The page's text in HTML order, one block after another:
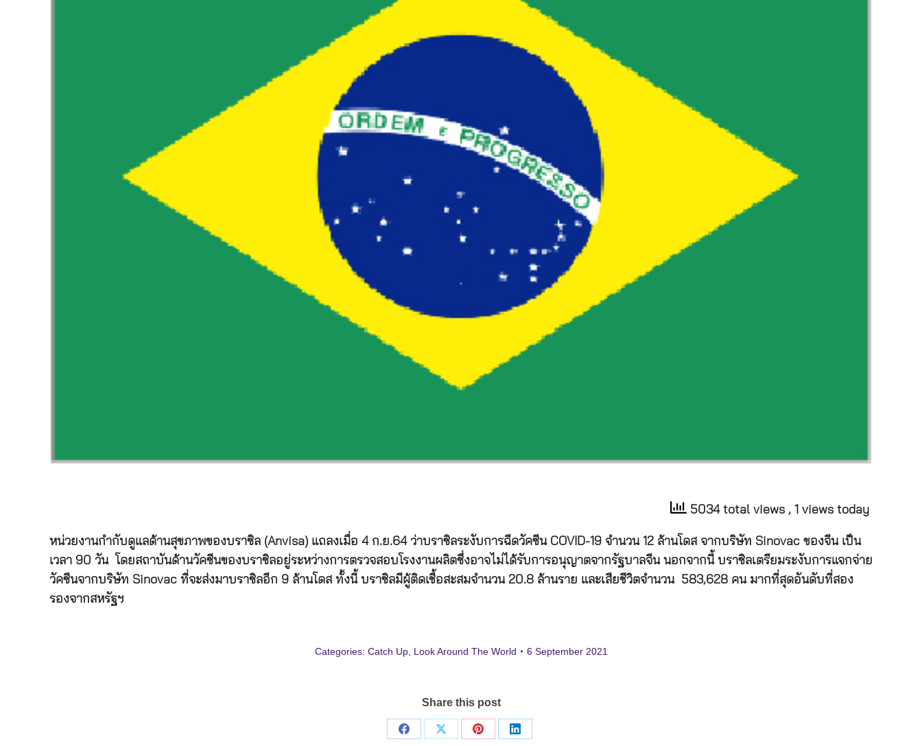
5034 total views , 1 views today
หน่วยงานกำกับดูแลด้านสุขภาพของบราซิล (Anvisa) แถลงเมื่อ 4 ก.ย.64 ว่าบราซิลระงับการฉีดวัคซีน COVID-19 จำนวน 12 ล้านโดส จากบริษัท Sinovac ของจีน เป็น
เวลา 90 วัน โดยสถาบันด้านวัคซีนของบราซิลอยู่ระหว่างการตรวจสอบโรงงานผลิตซึ่งอาจไม่ได้รับการอนุญาตจากรัฐบาลจีน นอกจากนี้ บราซิลเตรียมระงับการแจกจ่าย
วัคซีนจากบริษัท Sinovac ที่จะส่งมาบราซิลอีก 9 ล้านโดส ทั้งนี้ บราซิลมีผู้ติดเชื้อสะสมจำนวน 20.8 ล้านราย และเสียชีวิตจำนวน 583,628 คน มากที่สุดอันดับที่สอง
รองจากสหรัฐฯ
Categories: Catch Up, Look Around The World 6 September 2021
Share this post
Share
Share
Share
Share